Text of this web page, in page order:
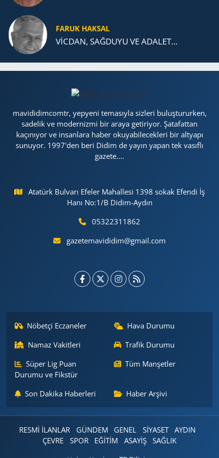
FARUK HAKSAL
VİCDAN, SAĞ­DU­YU VE ADA­LET…
mavididimcomtr, yepyeni temasıyla sizleri buluştururken,
sadelik ve modernizmi bir araya getiriyor. Şatafattan
kaçınıyor ve insanlara haber okuyabilecekleri bir altyapı
sunuyor. 1997'den beri Didim de yayın yapan tek vasıflı
gazete....
Atatürk Bulvarı Efeler Mahallesi 1398 sokak Efendi İş
Hanı No:1/B Didim-Aydın
05322311862
gazetemavididim@gmail.com
Nöbetçi Eczaneler
Hava Durumu
Namaz Vakitleri
Trafik Durumu
Süper Lig Puan
Durumu ve Fikstür
Tüm Manşetler
Son Dakika Haberleri Haber Arşivi
RESMİ İLANLAR GÜNDEM GENEL SİYASET
AYDIN
ÇEVRE
SPOR EĞİTİM ASAYİŞ
SAĞLIK